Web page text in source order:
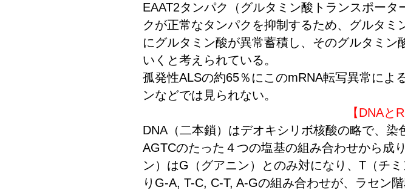
EAAT2タンパク（グルタミン酸トランスポー
クが正常なタンパクを抑制するため、グルタ
にグルタミン酸が異常蓄積し、そのグルタミ
いくと考えられている。
孤発性ALSの約65％にこのmRNA転写異常によ
ンなどでは見られない。
【DNAと
DNA（二本鎖）はデオキシリボ核酸の略で、
AGTCのたった４つの塩基の組み合わせから成
ン）はG（グアニン）とのみ対になり、T（チ
りG-A, T-C, C-T, A-Gの組み合わせが、ラセン